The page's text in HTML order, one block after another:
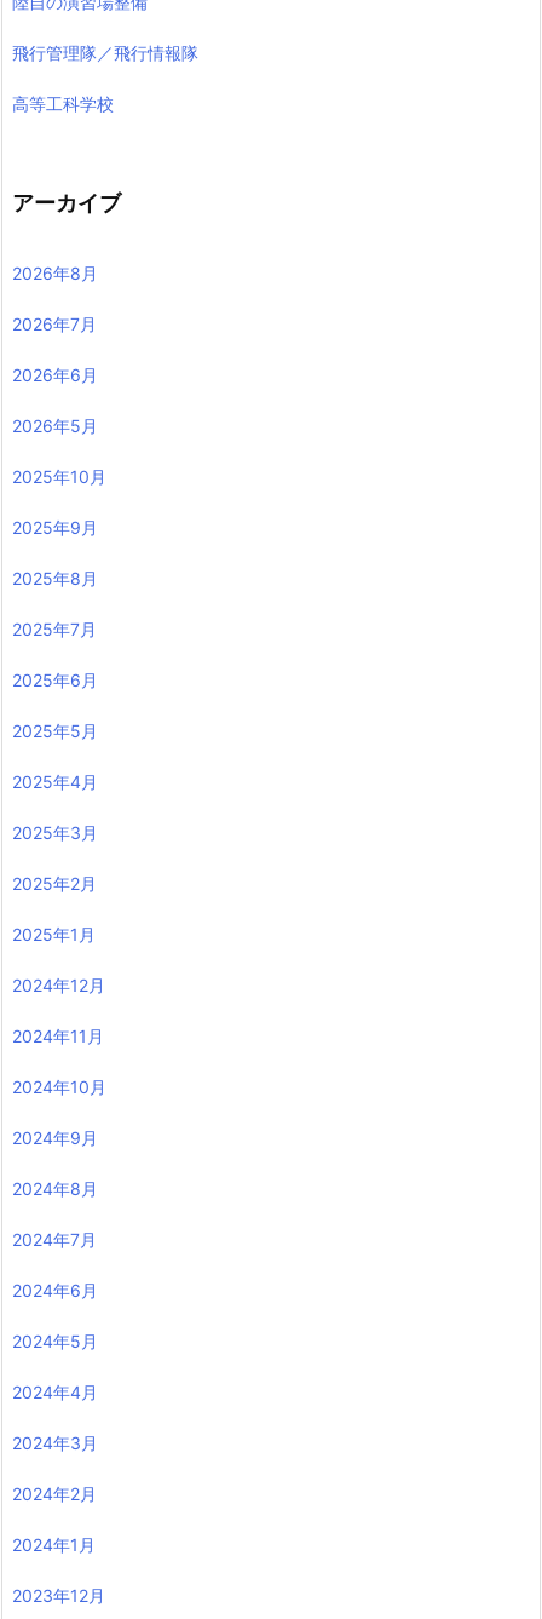
飛行管理隊／飛行情報隊
高等工科学校
アーカイブ
2026年8月
2026年7月
2026年6月
2026年5月
2025年10月
2025年9月
2025年8月
2025年7月
2025年6月
2025年5月
2025年4月
2025年3月
2025年2月
2025年1月
2024年12月
2024年11月
2024年10月
2024年9月
2024年8月
2024年7月
2024年6月
2024年5月
2024年4月
2024年3月
2024年2月
2024年1月
2023年12月